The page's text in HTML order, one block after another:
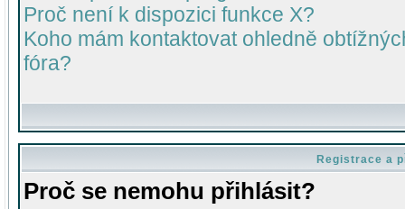
Proč není k dispozici funkce X?
Koho mám kontaktovat ohledně
fóra?
Registrace a
Proč se nemohu přihlásit?